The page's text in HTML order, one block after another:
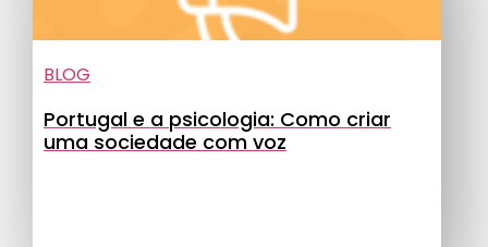
BLOG
Portugal e a psicologia: Como criar
uma sociedade com voz